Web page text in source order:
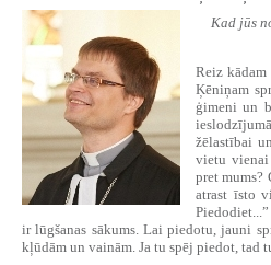
Kad jūs
Reiz
Ķēniņam
ģimeni un
žēlastībai
vietu vienai
pret mums?
atrast īsto
ir lūgšanas sākums. Lai piedotu, jauni
kļūdām un vainām. Ja tu spēj piedot, tad